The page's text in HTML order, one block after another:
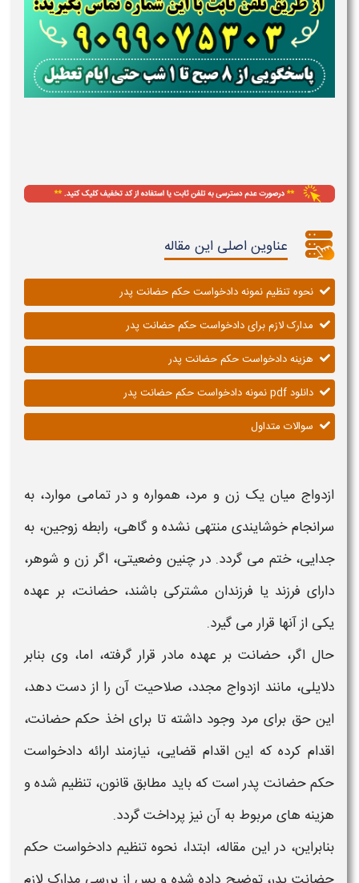
عناوین اصلی این مقاله
نحوه تنظیم نمونه دادخواست حکم حضانت پدر
مدارک لازم برای دادخواست حکم حضانت پدر
هزینه دادخواست حکم حضانت پدر
دانلود pdf نمونه دادخواست حکم حضانت پدر
سوالات متداول
ازدواج میان یک زن و مرد، همواره و در تمامی موارد، به
سرانجام خوشایندی منتهی نشده و گاهی، رابطه زوجین، به
جدایی، ختم می گردد. در چنین وضعیتی، اگر زن و شوهر،
دارای فرزند یا فرزندان مشترکی باشند، حضانت، بر عهده
یکی از آنها قرار می گیرد.
حال اگر،حضانتبر عهده مادر قرار گرفته، اما، وی بنابر
دلایلی، مانند ازدواج مجدد، صلاحیت آن را از دست دهد،
این حق برای مرد وجود داشته تا برای اخذ حکم حضانت،
اقدام کرده که این اقدام قضایی، نیازمند ارائه دادخواست
حکم حضانت پدراست که باید مطابق قانون، تنظیم شده و
هزینه های مربوط به آن نیز پرداخت گردد.
بنابراین، در این مقاله، ابتدا، نحوه تنظیمدادخواست حکم